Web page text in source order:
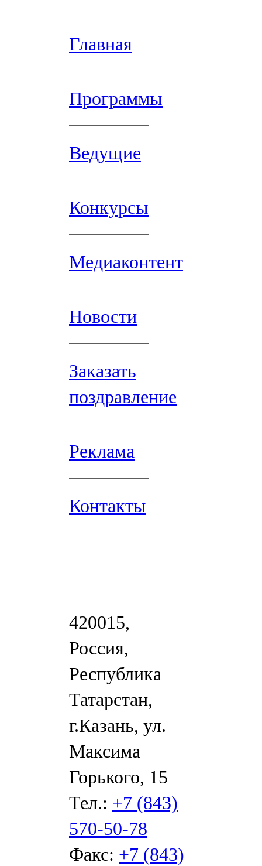
Главная
Программы
Ведущие
Конкурсы
Медиаконтент
Новости
Заказать
поздравление
Реклама
Контакты
420015,
Россия,
Республика
Татарстан,
г.Казань, ул.
Максима
Горького, 15
Тел.: +7 (843)
570-50-78
Факс: +7 (843)